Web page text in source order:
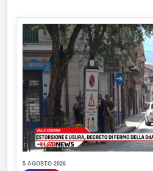
5 AGOSTO 2026